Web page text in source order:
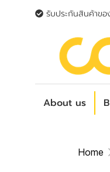
รับประกันสินค้าขอ
About us
Home